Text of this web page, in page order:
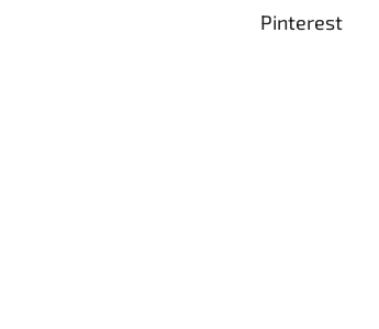
Pinterest